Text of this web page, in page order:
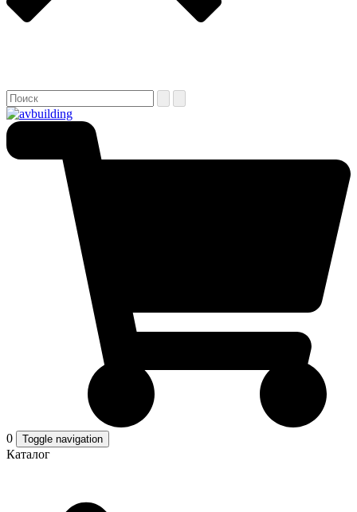
0 Toggle navigation
Каталог